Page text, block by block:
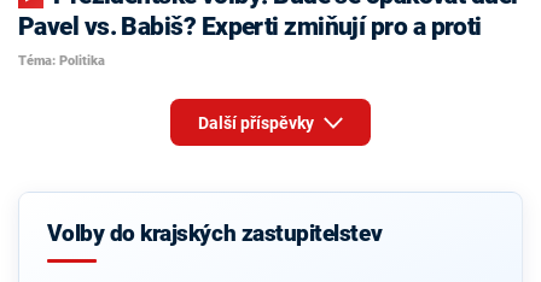
Pavel vs. Babiš? Experti zmiňují pro a proti
Téma: Politika
Další příspěvky
Volby do krajských zastupitelstev